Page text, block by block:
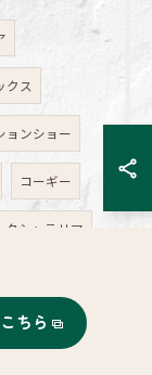
クス
ョンショー
コーギー
クシャテリア
ちら